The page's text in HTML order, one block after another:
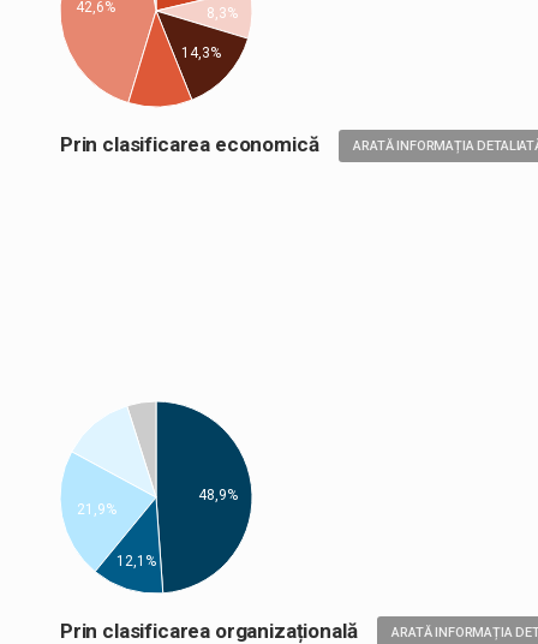
8,3%
14,3%
42,6%
Prin clasificarea economică ARATĂ INFORMAȚIA
48,9%
21,9%
12,1%
Prin clasificarea organizațională ARATĂ INFORMAȚIA